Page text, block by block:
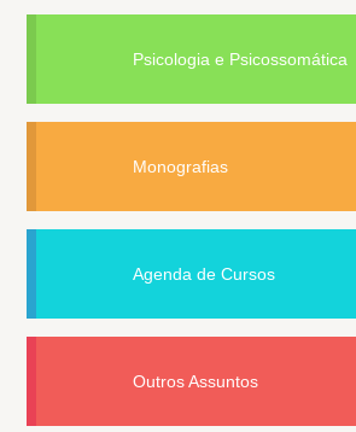
Psicologia e Psicossomática
Monografias
Agenda de Cursos
Outros Assuntos